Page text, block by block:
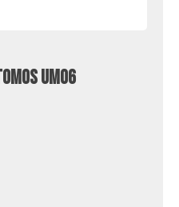
UMO6